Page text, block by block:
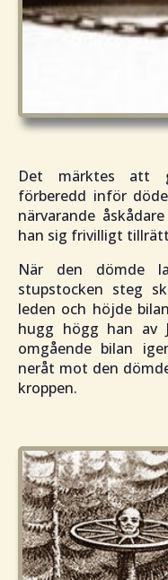
Det märktes att
förberedd inför
närvarande
han sig frivilligt
När den dömde
stupstocken steg
leden och höjde
hugg högg han av
omgående bilan
neråt mot den
kroppen.